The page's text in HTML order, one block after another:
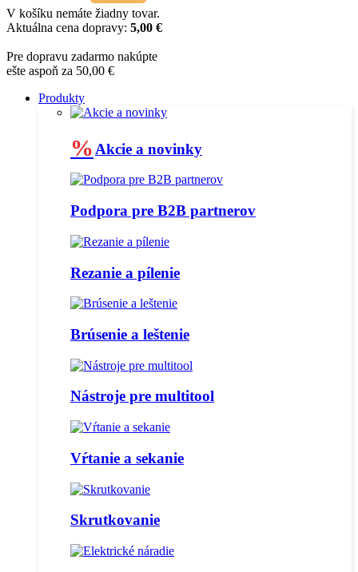
V košíku nemáte žiadny tovar.
Aktuálna cena dopravy: 5,00 €
Pre dopravu zadarmo nakúpte
ešte aspoň za 50,00 €
Produkty
% Akcie a novinky
Podpora pre B2B partnerov
Rezanie a pílenie
Brúsenie a leštenie
Nástroje pre multitool
Vŕtanie a sekanie
Skrutkovanie